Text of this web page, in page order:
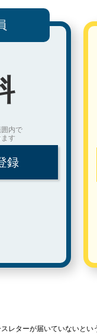
内で
す
録
ターが届いていないとい